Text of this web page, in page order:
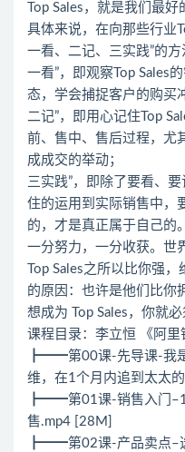
Top Sales，就是我们最
具体来说，在向那些行业
一看、二记、三实践”的方
一看”，即观察Top Sales
态，学会捕捉客户的购买
二记”，即用心记住Top
前、售中、售后过程，尤
成成交的举动；
三实践”，即除了要看、
住的运用到实际销售中，
的，才是真正属于自己的。
一分努力，一分收获。世
Top Sales之所以比你强
的原因：也许是他们比你
想成为 Top Sales，你就
课程目录：李立恒 《阿里
┣━━第00课-先导课-我
维，在1个月内追到太太
┣━━第01课-销售入门–1
售.mp4 [28M]
┣━━第02课-产品卖点–